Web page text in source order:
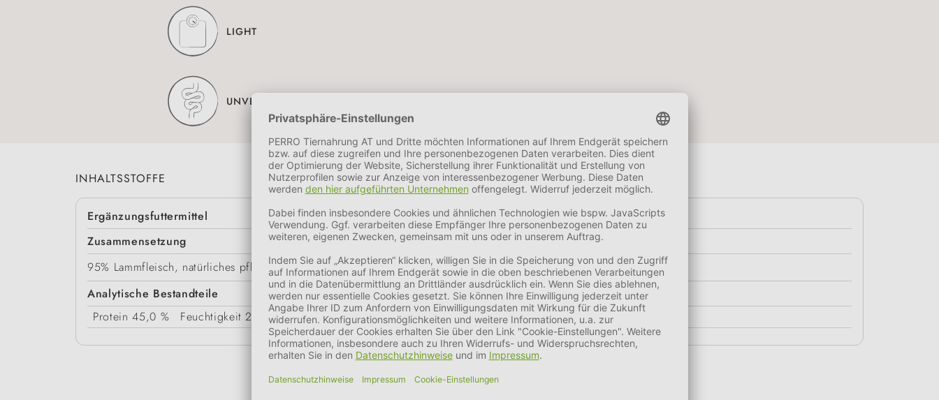
LIGHT
UNVERTRÄGLICHKEITEN
INHALTSSTOFFE
Ergänzungsfuttermittel
Zusammensetzung
95% Lammfleisch, natürliches pflanzliches Glycerin, Erbsenprotein, Mineralstoffe
Analytische Bestandteile
Protein 45,0 % Feuchtigkeit 21,0 % Fettgehalt 6,0 % Rohasche 3,5 % Rohfaser 1,7 %